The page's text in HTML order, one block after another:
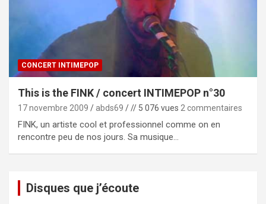
CONCERT INTIMEPOP
This is the FINK / concert INTIMEPOP n°30
17 novembre 2009 abds69 // 5 076 vues 2 commentaires
FINK, un artiste cool et professionnel comme on en
rencontre peu de nos jours. Sa musique…
Disques que j’écoute